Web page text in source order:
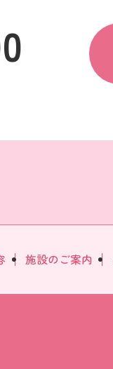
施設のご案内